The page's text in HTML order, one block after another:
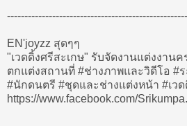
EN'joyzz สุดๆๆ
"เวดดิ้งศรีสะเกษ" รับจัดงานแต่งงาน
ตกแต่งสถานที่‬ ‪#‎ช่างภาพและวิดีโอ‬ ‪#‎ร
‪#‎นักดนตรี‬ ‪#‎ชุดและช่างแต่งหน้า‬ ‪#‎เวด
https://www.facebook.com/